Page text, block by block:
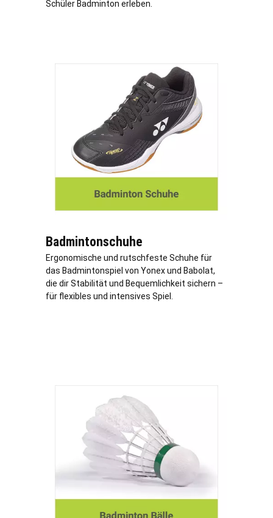
Schüler Badminton erleben.
Badmintonschuhe
Ergonomische und rutschfeste Schuhe für
das Badmintonspiel von Yonex und Babolat,
die dir Stabilität und Bequemlichkeit sichern –
für flexibles und intensives Spiel.